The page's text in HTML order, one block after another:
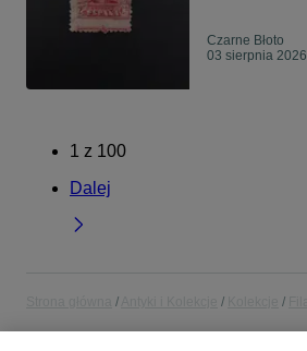
Czarne Błoto
03 sierpnia 2026
1 z 100
Dalej